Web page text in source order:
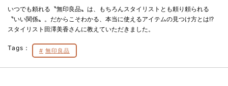
いつでも頼れる〝無印良品〟は、もちろんスタイリストとも頼り頼られる
〝いい関係〟。だからこそわかる、本当に使えるアイテムの見つけ方とは!?
スタイリスト田澤美香さんに教えていただきました。
Tags： 無印良品